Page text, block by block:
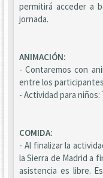
permitirá acceder a
jornada.
ANIMACIÓN:
- Contaremos con
entre los
- Actividad para niños:
COMIDA:
- Al finalizar la
la Sierra de Madrid a
asistencia es libre.